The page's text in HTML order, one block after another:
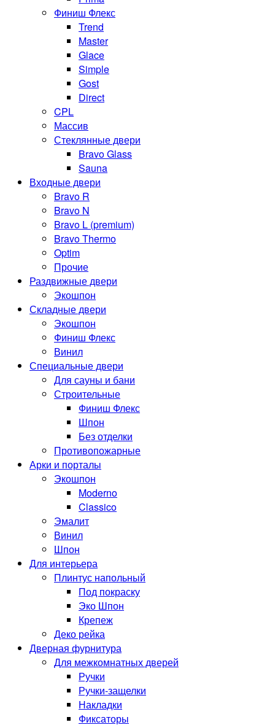
Финиш Флекс
Trend
Master
Glace
Simple
Gost
Direct
CPL
Массив
Стеклянные двери
Bravo Glass
Sauna
Входные двери
Bravo R
Bravo N
Bravo L (premium)
Bravo Thermo
Optim
Прочие
Раздвижные двери
Экошпон
Складные двери
Экошпон
Финиш Флекс
Винил
Специальные двери
Для сауны и бани
Строительные
Финиш Флекс
Шпон
Без отделки
Противопожарные
Арки и порталы
Экошпон
Moderno
Classico
Эмалит
Винил
Шпон
Для интерьера
Плинтус напольный
Под покраску
Эко Шпон
Крепеж
Деко рейка
Дверная фурнитура
Для межкомнатных дверей
Ручки
Ручки-защелки
Накладки
Фиксаторы